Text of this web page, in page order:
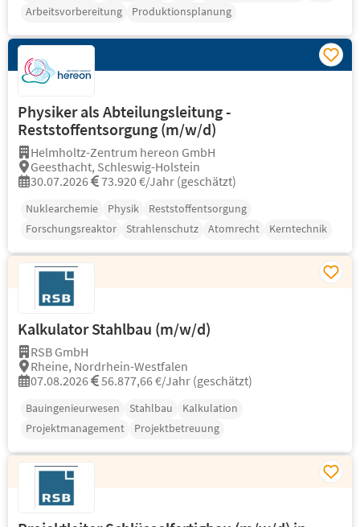
Arbeitsvorbereitung
Produktionsplanung
Physiker als Abteilungsleitung -
Reststoffentsorgung (m/w/d)
Helmholtz-Zentrum hereon GmbH
Geesthacht, Schleswig-Holstein
30.07.2026
73.920 €/Jahr (geschätzt)
Nuklearchemie Physik
Reststoffentsorgung
Forschungsreaktor
Strahlenschutz Atomrecht Kerntechnik
Kalkulator Stahlbau (m/w/d)
RSB GmbH
Rheine, Nordrhein-Westfalen
07.08.2026
56.877,66 €/Jahr (geschätzt)
Bauingenieurwesen Stahlbau
Kalkulation
Projektmanagement
Projektbetreuung